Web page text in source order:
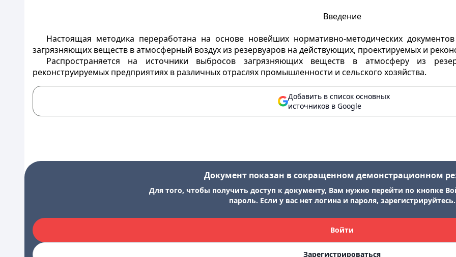
Введение
Настоящая методика переработана на основе новейших нормативно-методических
загрязняющих веществ в атмосферный воздух из резервуаров на действующих, проектируемых и
Распространяется на источники выбросов загрязняющих веществ в атмосферу из
реконструируемых предприятиях в различных отраслях промышленности и сельского хозяйства.
Добавить в список основных
источников в Google
Документ показан в сокращенном демонстрационном
Для того, чтобы получить доступ к документу, Вам нужно перейти по кнопке
пароль. Если у вас нет логина и пароля, зарегистрируйтесь.
Войти
Зарегистрироваться